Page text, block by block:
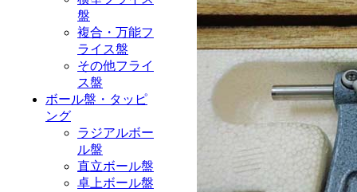
盤
複合・万能フ
ライス盤
その他フライ
ス盤
ボール盤・タッピ
ング
ラジアルボー
ル盤
直立ボール盤
卓上ボール盤